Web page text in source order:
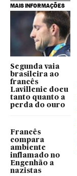
MAIS INFORMAÇÕES
Segunda vaia
brasileira ao
francês
Lavillenie doeu
tanto quanto a
perda do ouro
Francês
compara
ambiente
inflamado no
Engenhão a
nazistas